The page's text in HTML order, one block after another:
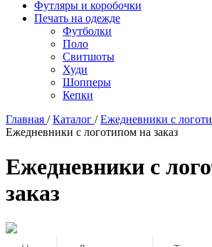
Футляры и коробочки
Печать на одежде
Футболки
Поло
Свитшоты
Худи
Шопперы
Кепки
Главная / Каталог / Ежедневники с
Ежедневники с логотипом на заказ
Ежедневники с
заказ